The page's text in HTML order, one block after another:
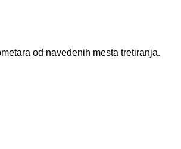
od navedenih mesta tretiranja.